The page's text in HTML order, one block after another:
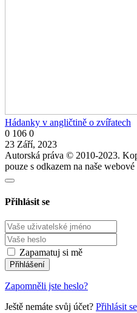
Hádanky v angličtině o zvířatech
0 106 0
23 Září, 2023
Autorská práva © 2010-2023.
pouze s odkazem na naše
Přihlásit se
Zapamatuj si mě
Zapomněli jste heslo?
Ještě nemáte svůj účet? Přihlásit se